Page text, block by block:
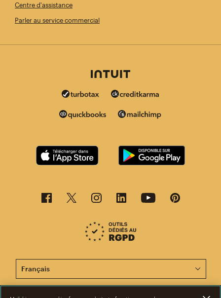
Centre d'assistance
Parler au service commercial
Cette page est désormais disponible en d'autres